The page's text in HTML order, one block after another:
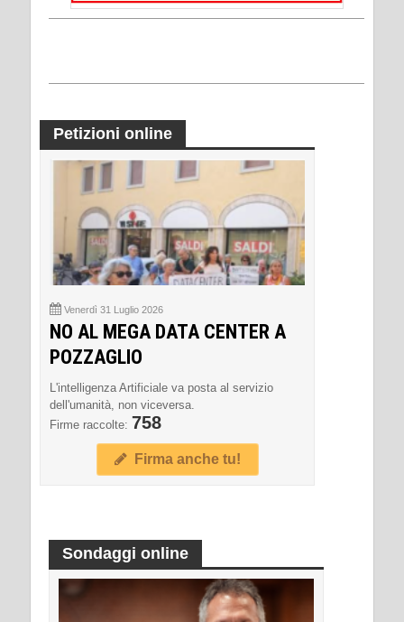
Petizioni online
Venerdì 31 Luglio 2026
NO AL MEGA DATA CENTER A
POZZAGLIO
L'intelligenza Artificiale va posta al servizio
dell'umanità, non viceversa.
Firme raccolte: 758
Firma anche tu!
Sondaggi online